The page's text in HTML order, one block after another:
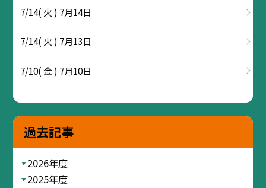
7/14( 火 ) 7月14日
7/14( 火 ) 7月13日
7/10( 金 ) 7月10日
過去記事
2026年度
2025年度